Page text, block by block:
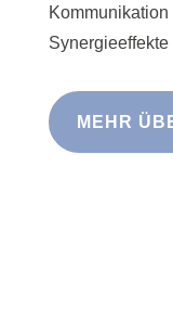
Synergieeffekte
MEHR